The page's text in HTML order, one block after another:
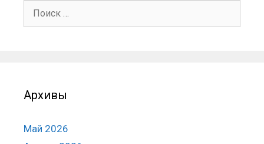
Поиск:
Архивы
Май 2026